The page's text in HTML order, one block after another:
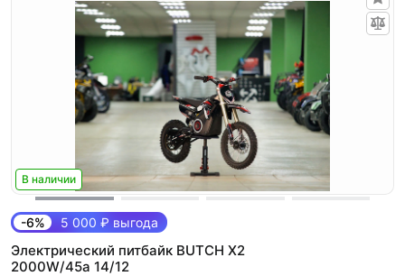
В наличии
-6% 5 000 ₽ выгода
Электрический питбайк BUTCH X2
2000W/45а 14/12